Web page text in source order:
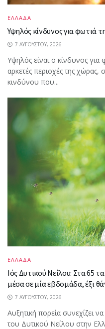
ΕΛΛΑΔΑ
Υψηλός κίνδυνος για φωτιά
7 ΑΥΓΟΎΣΤΟΥ, 2026
Υψηλός είναι ο κίνδυνος
αρκετές περιοχές της
κινδύνου που...
ΕΛΛΑΔΑ
Ιός Δυτικού Νείλου: Στα 65
μέσα σε μία εβδομάδα, έξι
7 ΑΥΓΟΎΣΤΟΥ, 2026
Αυξητική πορεία συνεχίζει
του Δυτικού Νείλου στην